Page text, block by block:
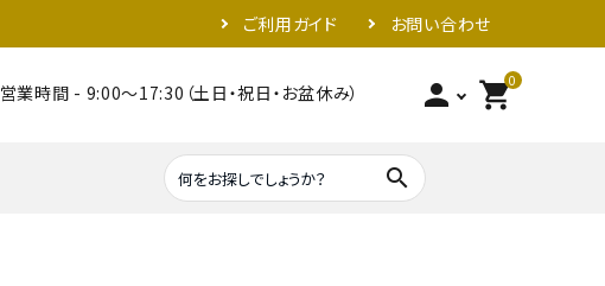
ご利用ガイド お問い合わせ
営業時間 - 9:00～17:30（土日・祝日・お盆休み） person 0
shopping_cart
search